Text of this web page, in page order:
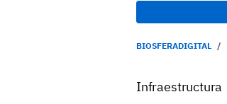
BIOSFERADIGITAL
Infraestructura